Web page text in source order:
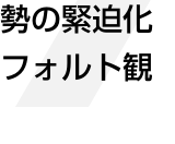
の緊迫化
ォルト観